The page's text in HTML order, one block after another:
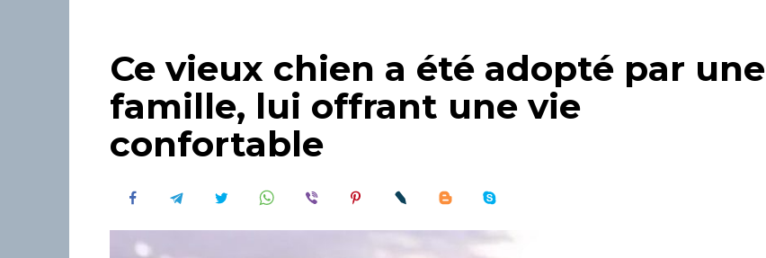
Ce vieux chien a été adopté par une
famille, lui offrant une vie
confortable